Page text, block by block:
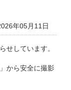
年05月11日
せしています。
から安全に撮影